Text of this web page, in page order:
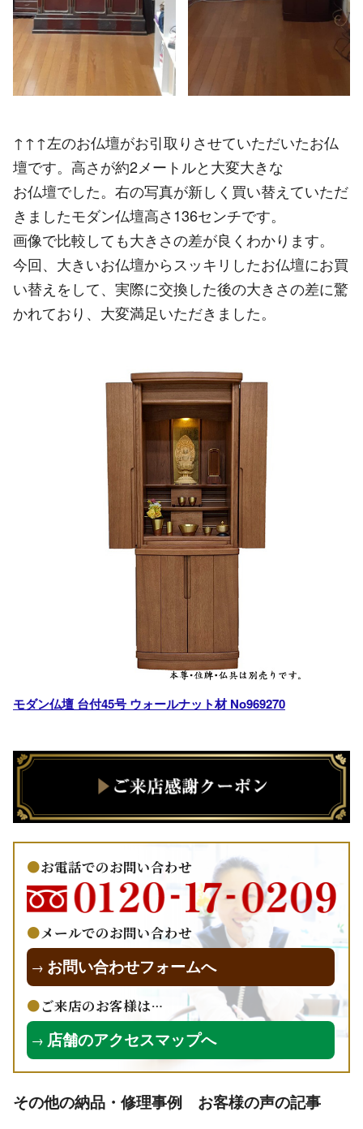
↑↑↑左のお仏壇がお引取りさせていただいたお仏
壇です。高さが約2メートルと大変大きな
お仏壇でした。右の写真が新しく買い替えていただ
きましたモダン仏壇高さ136センチです。
画像で比較しても大きさの差が良くわかります。
今回、大きいお仏壇からスッキリしたお仏壇にお買
い替えをして、実際に交換した後の大きさの差に驚
かれており、大変満足いただきました。
モダン仏壇 台付45号 ウォールナット材 No969270
お電話でのお問い合わせ
メールでのお問い合わせ
→ お問い合わせフォームへ
ご来店のお客様は…
→ 店舗のアクセスマップへ
その他の納品・修理事例 お客様の声の記事